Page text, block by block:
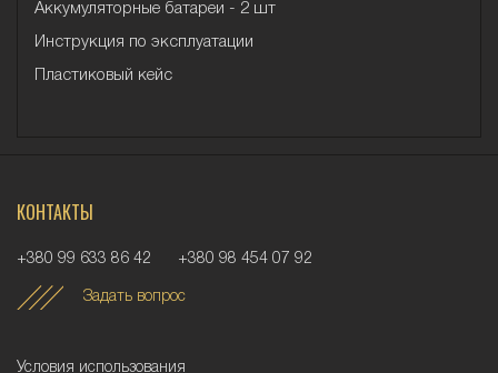
Аккумуляторные батареи - 2 шт
Инструкция по эксплуатации
Пластиковый кейс
КОНТАКТЫ
+380 99 633 86 42 +380 98 454 07 92
Задать вопрос
Условия использования